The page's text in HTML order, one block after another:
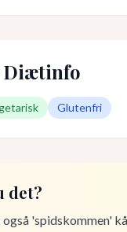
Glutenfri
det?
også 'spidskommen'